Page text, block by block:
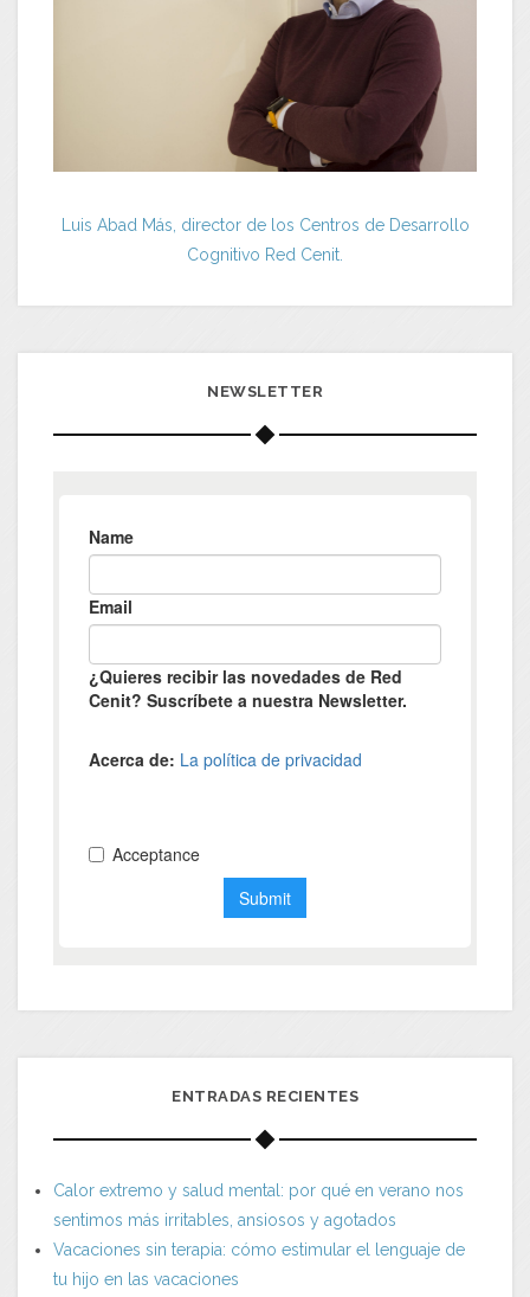
Luis Abad Más, director de los Centros de Desarrollo
Cognitivo Red Cenit.
NEWSLETTER
ENTRADAS RECIENTES
Calor extremo y salud mental: por qué en verano nos
sentimos más irritables, ansiosos y agotados
Vacaciones sin terapia: cómo estimular el lenguaje de
tu hijo en las vacaciones